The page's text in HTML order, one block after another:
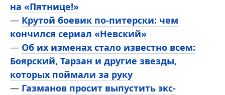
на «Пятнице!»
— Крутой боевик по-питерски: чем
кончился сериал «Невский»
— Об их изменах стало известно всем:
Боярский, Тарзан и другие звезды,
которых поймали за руку
— Газманов просит выпустить экс-